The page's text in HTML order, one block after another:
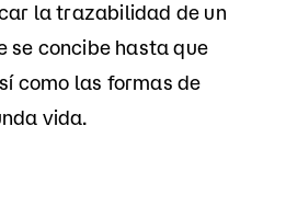
la trazabilidad de un
se concibe hasta que
como las formas de
vida.